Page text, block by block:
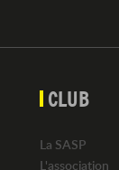
CLUB
La SASP
L'association